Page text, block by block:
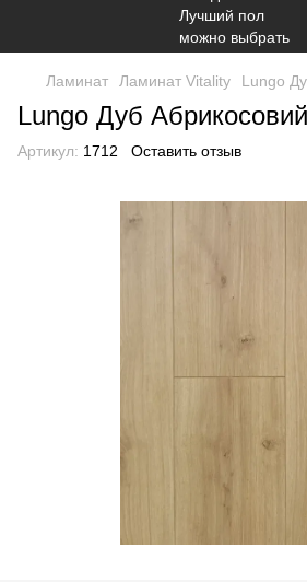
Ламинат Ламинат Vitality Lungo
Lungo Дуб Абрикосовий
Артикул: 1712 Оставить отзыв